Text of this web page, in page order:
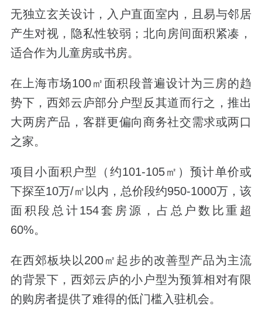
无独立玄关设计，入户直面室内，且易与邻居
产生对视，隐私性较弱；北向房间面积紧凑，
适合作为儿童房或书房。
在上海市场100㎡面积段普遍设计为三房的趋
势下，西郊云庐部分户型反其道而行之，推出
大两房产品，客群更偏向商务社交需求或两口
之家。
项目小面积户型（约101-105㎡）预计单价或
下探至10万/㎡以内，总价段约950-1000万，该
面积段总计154套房源，占总户数比重超
60%。
在西郊板块以200㎡起步的改善型产品为主流
的背景下，西郊云庐的小户型为预算相对有限
的购房者提供了难得的低门槛入驻机会。